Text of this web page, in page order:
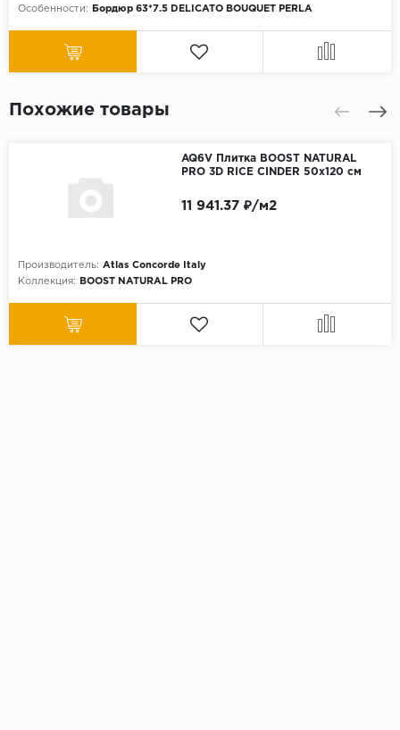
Особенности:
Бордюр 63*7.5 DELICATO BOUQUET PERLA
Похожие товары
AQ6V Плитка BOOST NATURAL
PRO 3D RICE CINDER 50x120 см
Производитель: Atlas Concorde Italy
Коллекция:
BOOST NATURAL PRO
11 941.37 ₽/м2